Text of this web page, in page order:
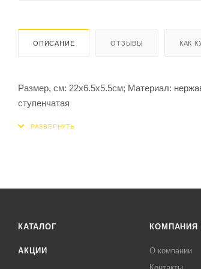
ОПИСАНИЕ ОТЗЫВЫ КАК
Размер, см: 22x6.5x5.5см; Материал:
ступенчатая
КАТАЛОГ
АКЦИИ
КОМПАНИЯ
О компании